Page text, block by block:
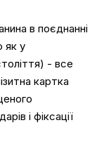
в поєднанні
як у
- все
картка
і фіксації